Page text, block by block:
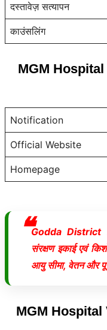
दस्तावेज़ सत्यापन
काउंसलिंग
MGM
Notification
Official Website
Homepage
Godda District
संरक्षण इकाई एवं
आयु सीमा, वेतन और
MGM